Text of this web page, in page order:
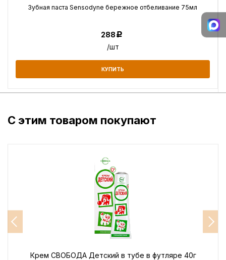
Зубная паста Sensodyne бережное отбеливание 75мл
288Р
/шт
КУПИТЬ
С этим товаром покупают
Крем СВОБОДА Детский в тубе в футляре 40г